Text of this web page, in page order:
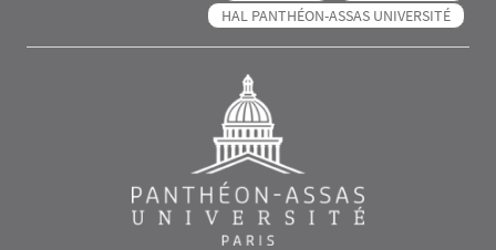
HAL PANTHÉON-ASSAS UNIVERSITÉ